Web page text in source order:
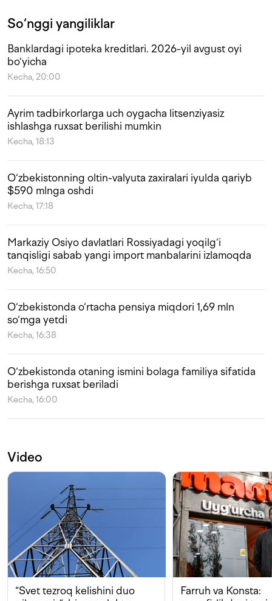
So‘nggi yangiliklar
Banklardagi ipoteka kreditlari. 2026-yil avgust oyi
bo‘yicha
Kecha, 20:00
Ayrim tadbirkorlarga uch oygacha litsenziyasiz
ishlashga ruxsat berilishi mumkin
Kecha, 18:13
O‘zbekistonning oltin-valyuta zaxiralari iyulda qariyb
$590 mlnga oshdi
Kecha, 17:18
Markaziy Osiyo davlatlari Rossiyadagi yoqilg‘i
tanqisligi sabab yangi import manbalarini izlamoqda
Kecha, 16:50
O‘zbekistonda o‘rtacha pensiya miqdori 1,69 mln
so‘mga yetdi
Kecha, 16:38
O‘zbekistonda otaning ismini bolaga familiya sifatida
berishga ruxsat beriladi
Kecha, 16:00
Video
“Svet tezroq kelishini duo
Farruh va Konsta: